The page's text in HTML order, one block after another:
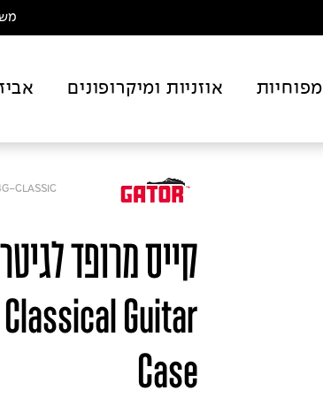
מפוחיות אוזניות ומיקרופונים
CLASSIC
Classical Guitar
Case